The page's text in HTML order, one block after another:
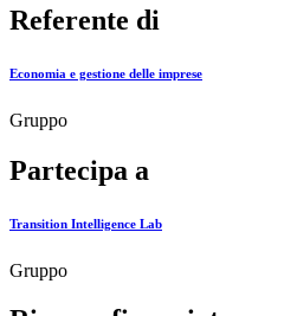
Referente di
Economia e gestione delle imprese
Gruppo
Partecipa a
Transition Intelligence Lab
Gruppo